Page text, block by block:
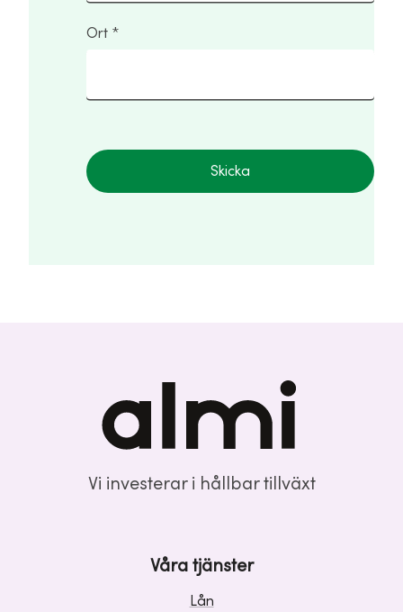
Ort
Skicka
Vi investerar i hållbar tillväxt
Våra tjänster
Lån